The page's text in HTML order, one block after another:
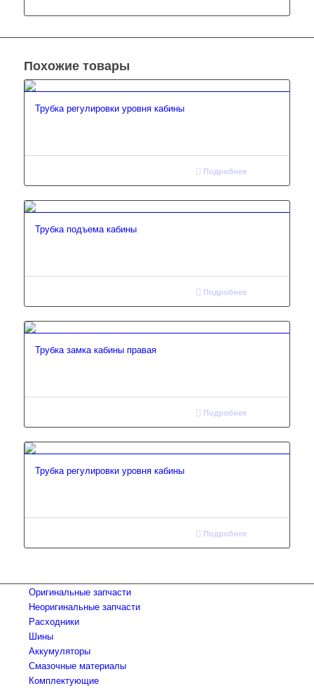
Похожие товары
Трубка регулировки уровня кабины
Подробнее
Трубка подъема кабины
Подробнее
Трубка замка кабины правая
Подробнее
Трубка регулировки уровня кабины
Подробнее
Оригинальные запчасти
Неоригинальные запчасти
Расходники
Шины
Аккумуляторы
Смазочные материалы
Комплектующие